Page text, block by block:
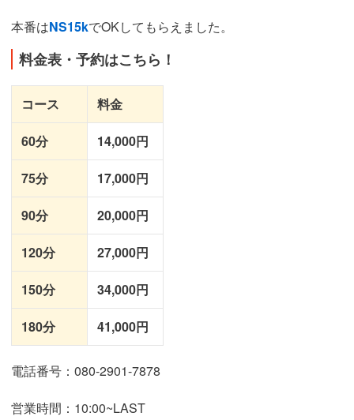
本番はNS15kでOKしてもらえました。
料金表・予約はこちら！
コース 料金
60分 14,000円
75分 17,000円
90分 20,000円
120分 27,000円
150分 34,000円
180分 41,000円
電話番号：080-2901-7878
営業時間：10:00~LAST